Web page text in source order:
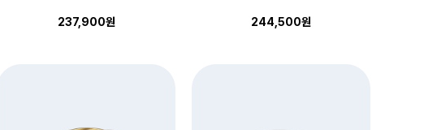
237,900원 244,500원